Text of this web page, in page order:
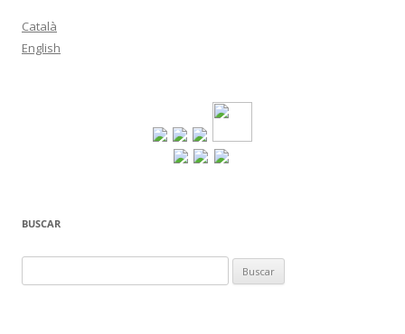
Català
English
BUSCAR